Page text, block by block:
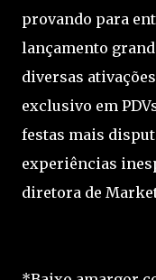
provando para
lançamento
diversas
exclusivo em
festas mais
experiências
diretora de